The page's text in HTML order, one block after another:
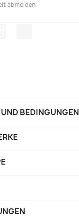
abmelden.
BEDINGUNGEN